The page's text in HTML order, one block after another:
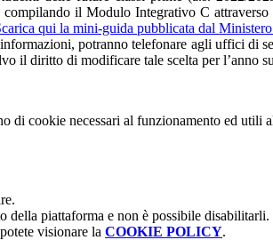
compilando il Modulo Integrativo C
qui la mini-guida pubblicata dal
potranno telefonare agli uffici di
il diritto di modificare tale scelta per l’anno
di cookie necessari al funzionamento ed utili
della piattaforma e non è possibile disabilitarli.
visionare la COOKIE POLICY.